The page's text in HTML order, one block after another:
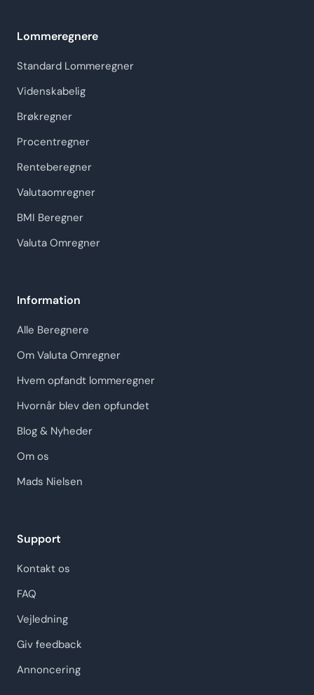
Lommeregnere
Standard Lommeregner
Videnskabelig
Brøkregner
Procentregner
Renteberegner
Valutaomregner
BMI Beregner
Valuta Omregner
Information
Alle Beregnere
Om Valuta Omregner
Hvem opfandt lommeregner
Hvornår blev den opfundet
Blog & Nyheder
Om os
Mads Nielsen
Support
Kontakt os
FAQ
Vejledning
Giv feedback
Annoncering